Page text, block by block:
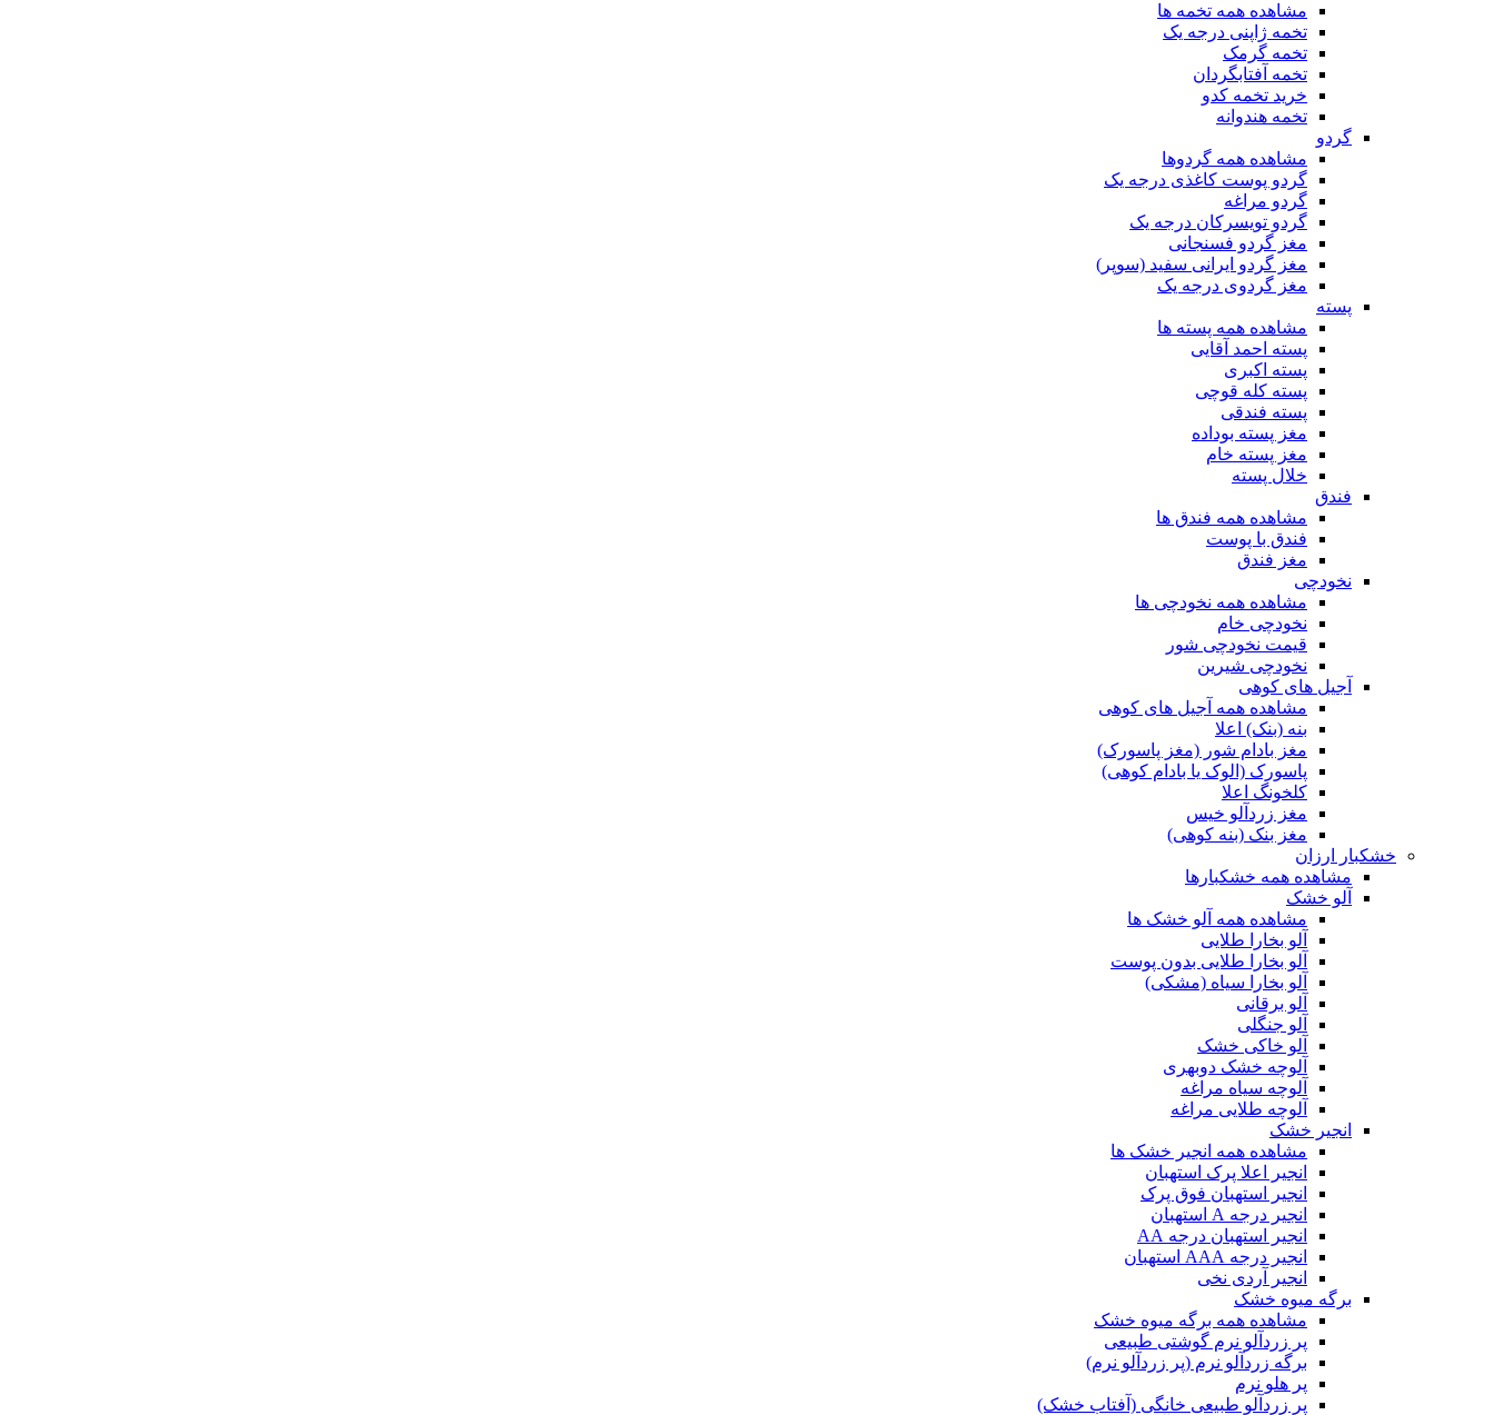
مشاهده همه تخمه ها
تخمه ژاپنی درجه یک
تخمه گرمک
تخمه آفتابگردان
خرید تخمه کدو
تخمه هندوانه
گردو
مشاهده همه گردوها
گردو پوست کاغذی درجه یک
گردو مراغه
گردو تویسرکان درجه یک
مغز گردو فسنجانی
مغز گردو ایرانی سفید (سوپر)
مغز گردوی درجه یک
پسته
مشاهده همه پسته ها
پسته احمد آقایی
پسته اکبری
پسته کله قوچی
پسته فندقی
مغز پسته بوداده
مغز پسته خام
خلال پسته
فندق
مشاهده همه فندق ها
فندق با پوست
مغز فندق
نخودچی
مشاهده همه نخودچی ها
نخودچی خام
قیمت نخودچی شور
نخودچی شیرین
آجیل های کوهی
مشاهده همه آجیل های کوهی
بنه (بنک) اعلا
مغز بادام شور (مغز پاسورک)
پاسورک (الوک یا بادام کوهی)
کلخونگ اعلا
مغز زردآلو خیس
مغز بنک (بنه کوهی)
خشکبار ارزان
مشاهده همه خشکبارها
آلو خشک
مشاهده همه آلو خشک ها
آلو بخارا طلایی
آلو بخارا طلایی بدون پوست
آلو بخارا سیاه (مشکی)
آلو برقانی
آلو جنگلی
آلو خاکی خشک
آلوچه خشک دوبهری
آلوچه سیاه مراغه
آلوچه طلایی مراغه
انجیر خشک
مشاهده همه انجیر خشک ها
انجیر اعلا پرک استهبان
انجیر استهبان فوق پرک
انجیر درجه A استهبان
انجیر استهبان درجه AA
انجیر درجه AAA استهبان
انجیر آردی نخی
برگه میوه خشک
مشاهده همه برگه میوه خشک
پر زردآلو نرم گوشتی طبیعی
برگه زردآلو نرم (پر زردآلو نرم)
پر هلو نرم
پر زردآلو طبیعی خانگی (آفتاب خشک)